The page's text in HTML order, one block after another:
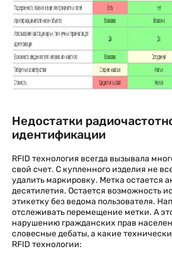
Недостатки
идентификации
RFID технология всегда вызывала
свой счет. С купленного изделия не
удалить маркировку. Метка остается
десятилетия. Остается возможность
этикетку без ведома пользователя.
отслеживать перемещение метки. А
нарушению гражданских прав
словесные дебаты, а какие
RFID технологии: